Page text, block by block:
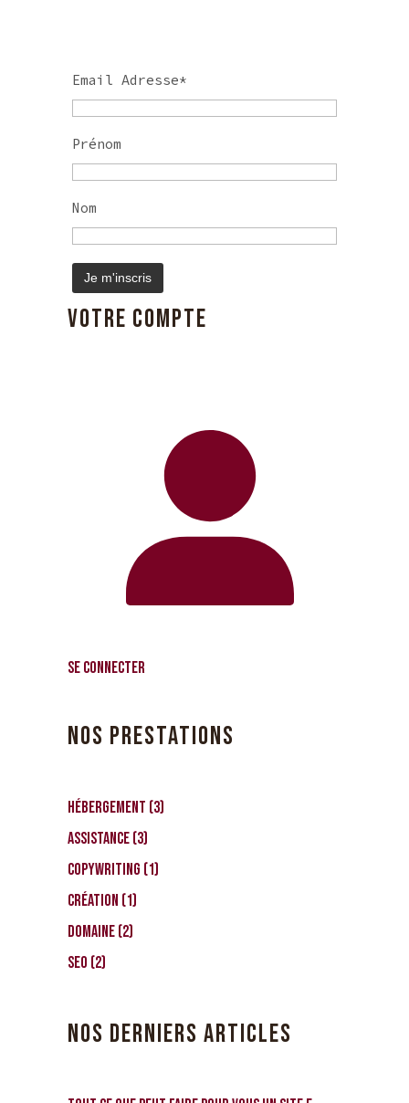
Email Adresse*
Prénom
Nom
VOTRE COMPTE
Se connecter
NOS PRESTATIONS
Hébergement 3
Assistance 3
CopyWriting 1
Création 1
Domaine 2
SEO 2
NOS DERNIERS ARTICLES